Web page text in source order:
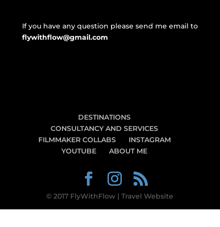
If you have any question please send me email to
flywithflow@gmail.com
DESTINATIONS
CONSULTANCY AND SERVICES
FILMMAKER COLLABS
INSTAGRAM
YOUTUBE
ABOUT ME
© 2017 FlyWithFlow | Travel Website